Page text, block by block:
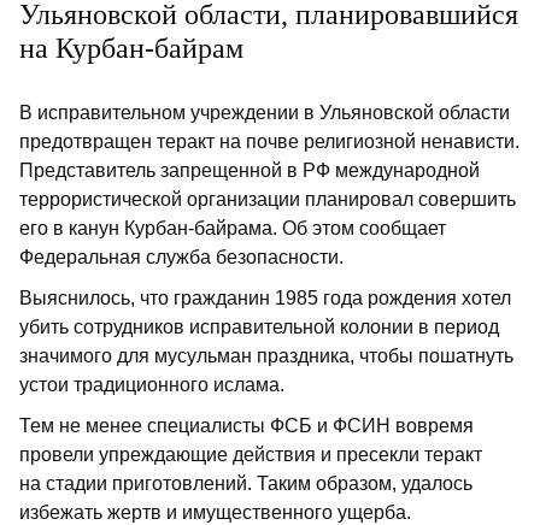
Ульяновской области, планировавшийся
на Курбан-байрам
В исправительном учреждении в Ульяновской области
предотвращен теракт на почве религиозной ненависти.
Представитель запрещенной в РФ международной
террористической организации планировал совершить
его в канун Курбан-байрама. Об этом сообщает
Федеральная служба безопасности.
Выяснилось, что гражданин 1985 года рождения хотел
убить сотрудников исправительной колонии в период
значимого для мусульман праздника, чтобы пошатнуть
устои традиционного ислама.
Тем не менее специалисты ФСБ и ФСИН вовремя
провели упреждающие действия и пресекли теракт
на стадии приготовлений. Таким образом, удалось
избежать жертв и имущественного ущерба.